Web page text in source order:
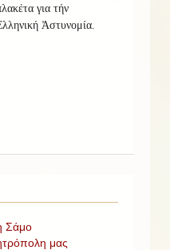
για τήν
Ἀστυνομία.
Σάμο
μας